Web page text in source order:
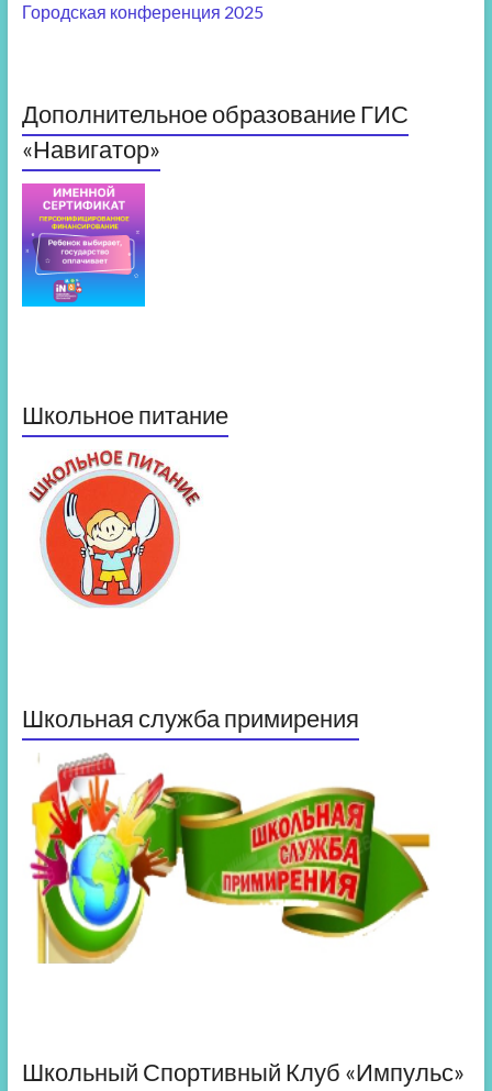
Городская конференция 2025
Дополнительное образование ГИС
«Навигатор»
Школьное питание
Школьная служба примирения
Школьный Спортивный Клуб «Импульс»